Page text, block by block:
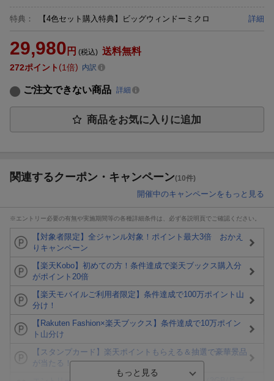
特典： 【4色セット購入特典】ビッグウィンドーミクロ 詳細
29,980 円 (税込) 送料無料
272ポイント 1倍 内訳
ご注文できない商品 詳細
商品をお気に入りに追加
関連するクーポン・キャンペーン(10件)
開催中のキャンペーンをもっと見る
※エントリー必要の有無や実施期間等の各種詳細条件は、必ず各説明頁でご確認ください。
【対象者限定】全ジャンル対象！ポイント最大3倍 おかえ
りキャンペーン
【楽天Kobo】初めての方！条件達成で楽天ブックス購入分
がポイント20倍
【楽天モバイルご利用者限定】条件達成で100万ポイント山
分け！
【Rakuten Fashion×楽天ブックス】条件達成で10万ポイン
ト山分け
【スタンプカード】楽天ポイントもらえる＆抽選で豪華景品
が当たる！